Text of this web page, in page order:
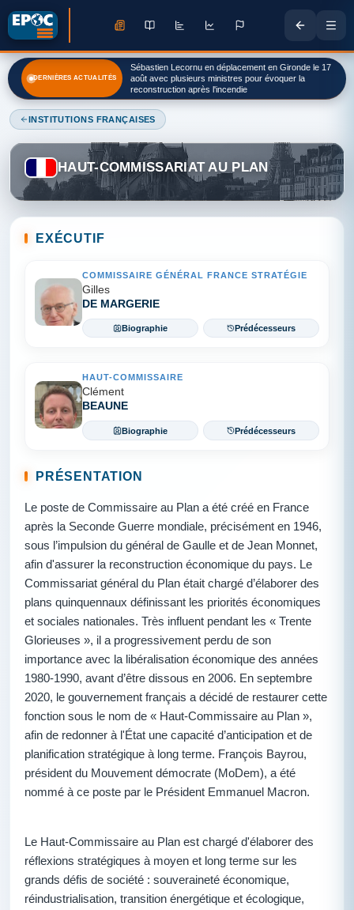
DERNIÈRES ACTUALITÉS
Sébastien Lecornu en déplacement en Gironde le 17
août avec plusieurs ministres pour évoquer la
reconstruction après l'incendie
Le courrier moqueur de cet élu lyonnais à Éric Ciotti
après la reprise de ce village olympique pour les JO
2030
INSTITUTIONS FRANÇAISES
HAUT-COMMISSARIAT AU PLAN
EXÉCUTIF
COMMISSAIRE GÉNÉRAL FRANCE STRATÉGIE
Gilles
DE MARGERIE
Biographie Prédécesseurs
HAUT-COMMISSAIRE
Clément
BEAUNE
Biographie Prédécesseurs
PRÉSENTATION
Le poste de Commissaire au Plan a été créé en France
après la Seconde Guerre mondiale, précisément en 1946,
sous l’impulsion du général de Gaulle et de Jean Monnet,
afin d'assurer la reconstruction économique du pays. Le
Commissariat général du Plan était chargé d’élaborer des
plans quinquennaux définissant les priorités économiques
et sociales nationales. Très influent pendant les « Trente
Glorieuses », il a progressivement perdu de son
importance avec la libéralisation économique des années
1980-1990, avant d’être dissous en 2006. En septembre
2020, le gouvernement français a décidé de restaurer cette
fonction sous le nom de « Haut-Commissaire au Plan »,
afin de redonner à l'État une capacité d’anticipation et de
planification stratégique à long terme. François Bayrou,
président du Mouvement démocrate (MoDem), a été
nommé à ce poste par le Président Emmanuel Macron.
Le Haut-Commissaire au Plan est chargé d'élaborer des
réflexions stratégiques à moyen et long terme sur les
grands défis de société : souveraineté économique,
réindustrialisation, transition énergétique et écologique,